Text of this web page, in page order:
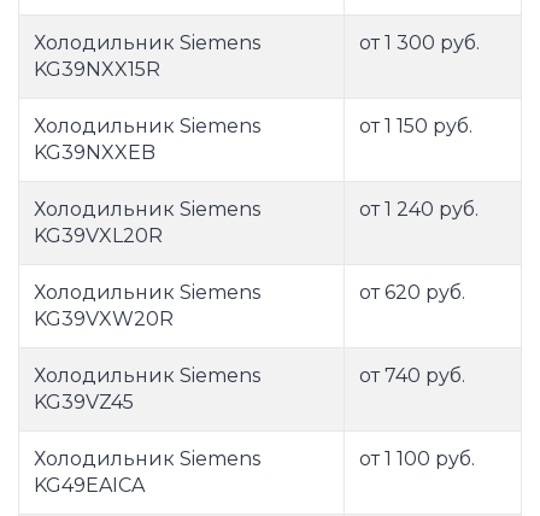
Холодильник Siemens
KG39NXX15R
от 1 300 руб.
Холодильник Siemens
KG39NXXEB
от 1 150 руб.
Холодильник Siemens
KG39VXL20R
от 1 240 руб.
Холодильник Siemens
KG39VXW20R
от 620 руб.
Холодильник Siemens
KG39VZ45
от 740 руб.
Холодильник Siemens
KG49EAICA
от 1 100 руб.